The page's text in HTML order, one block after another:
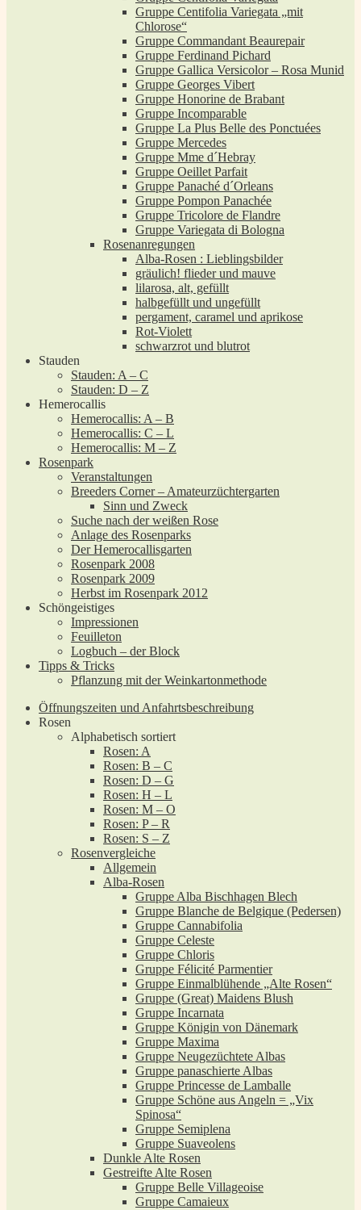
Gruppe Centifolia Variegata „mit
Chlorose“
Gruppe Commandant Beaurepair
Gruppe Ferdinand Pichard
Gruppe Gallica Versicolor – Rosa Munid
Gruppe Georges Vibert
Gruppe Honorine de Brabant
Gruppe Incomparable
Gruppe La Plus Belle des Ponctuées
Gruppe Mercedes
Gruppe Mme d´Hebray
Gruppe Oeillet Parfait
Gruppe Panaché d´Orleans
Gruppe Pompon Panachée
Gruppe Tricolore de Flandre
Gruppe Variegata di Bologna
Rosenanregungen
Alba-Rosen : Lieblingsbilder
gräulich! flieder und mauve
lilarosa, alt, gefüllt
halbgefüllt und ungefüllt
pergament, caramel und aprikose
Rot-Violett
schwarzrot und blutrot
Stauden
Stauden: A – C
Stauden: D – Z
Hemerocallis
Hemerocallis: A – B
Hemerocallis: C – L
Hemerocallis: M – Z
Rosenpark
Veranstaltungen
Breeders Corner – Amateurzüchtergarten
Sinn und Zweck
Suche nach der weißen Rose
Anlage des Rosenparks
Der Hemerocallisgarten
Rosenpark 2008
Rosenpark 2009
Herbst im Rosenpark 2012
Schöngeistiges
Impressionen
Feuilleton
Logbuch – der Block
Tipps & Tricks
Pflanzung mit der Weinkartonmethode
Öffnungszeiten und Anfahrtsbeschreibung
Rosen
Alphabetisch sortiert
Rosen: A
Rosen: B – C
Rosen: D – G
Rosen: H – L
Rosen: M – O
Rosen: P – R
Rosen: S – Z
Rosenvergleiche
Allgemein
Alba-Rosen
Gruppe Alba Bischhagen Blech
Gruppe Blanche de Belgique (Pedersen)
Gruppe Cannabifolia
Gruppe Celeste
Gruppe Chloris
Gruppe Félicité Parmentier
Gruppe Einmalblühende „Alte Rosen“
Gruppe (Great) Maidens Blush
Gruppe Incarnata
Gruppe Königin von Dänemark
Gruppe Maxima
Gruppe Neugezüchtete Albas
Gruppe panaschierte Albas
Gruppe Princesse de Lamballe
Gruppe Schöne aus Angeln = „Vix
Spinosa“
Gruppe Semiplena
Gruppe Suaveolens
Dunkle Alte Rosen
Gestreifte Alte Rosen
Gruppe Belle Villageoise
Gruppe Camaieux